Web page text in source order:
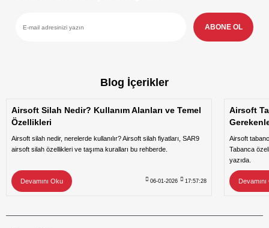
ABONE OL
Blog İçerikler
Airsoft Silah Nedir? Kullanım Alanları ve Temel
Özellikleri
Airsoft silah nedir, nerelerde kullanılır? Airsoft silah fiyatları, SAR9
airsoft silah özellikleri ve taşıma kuralları bu rehberde.
Devamını Oku 06-01-2026 17:57:28
Airsoft
Airsoft
Tabanca
yazıda.